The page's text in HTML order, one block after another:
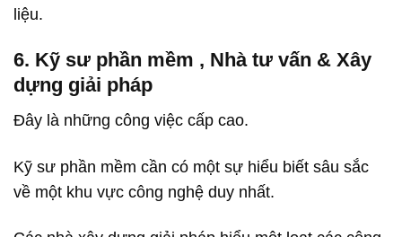
liệu.
6. Kỹ sư phần mềm , Nhà tư vấn & Xây
dựng giải pháp
Đây là những công việc cấp cao.
Kỹ sư phần mềm cần có một sự hiểu biết sâu sắc
về một khu vực công nghệ duy nhất.